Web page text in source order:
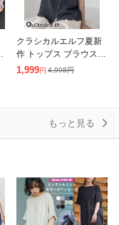
クラシカルエルフ夏新
作 トップス ブラウス
レディース メロウシャ
1,999円 4,998円
もっと見る